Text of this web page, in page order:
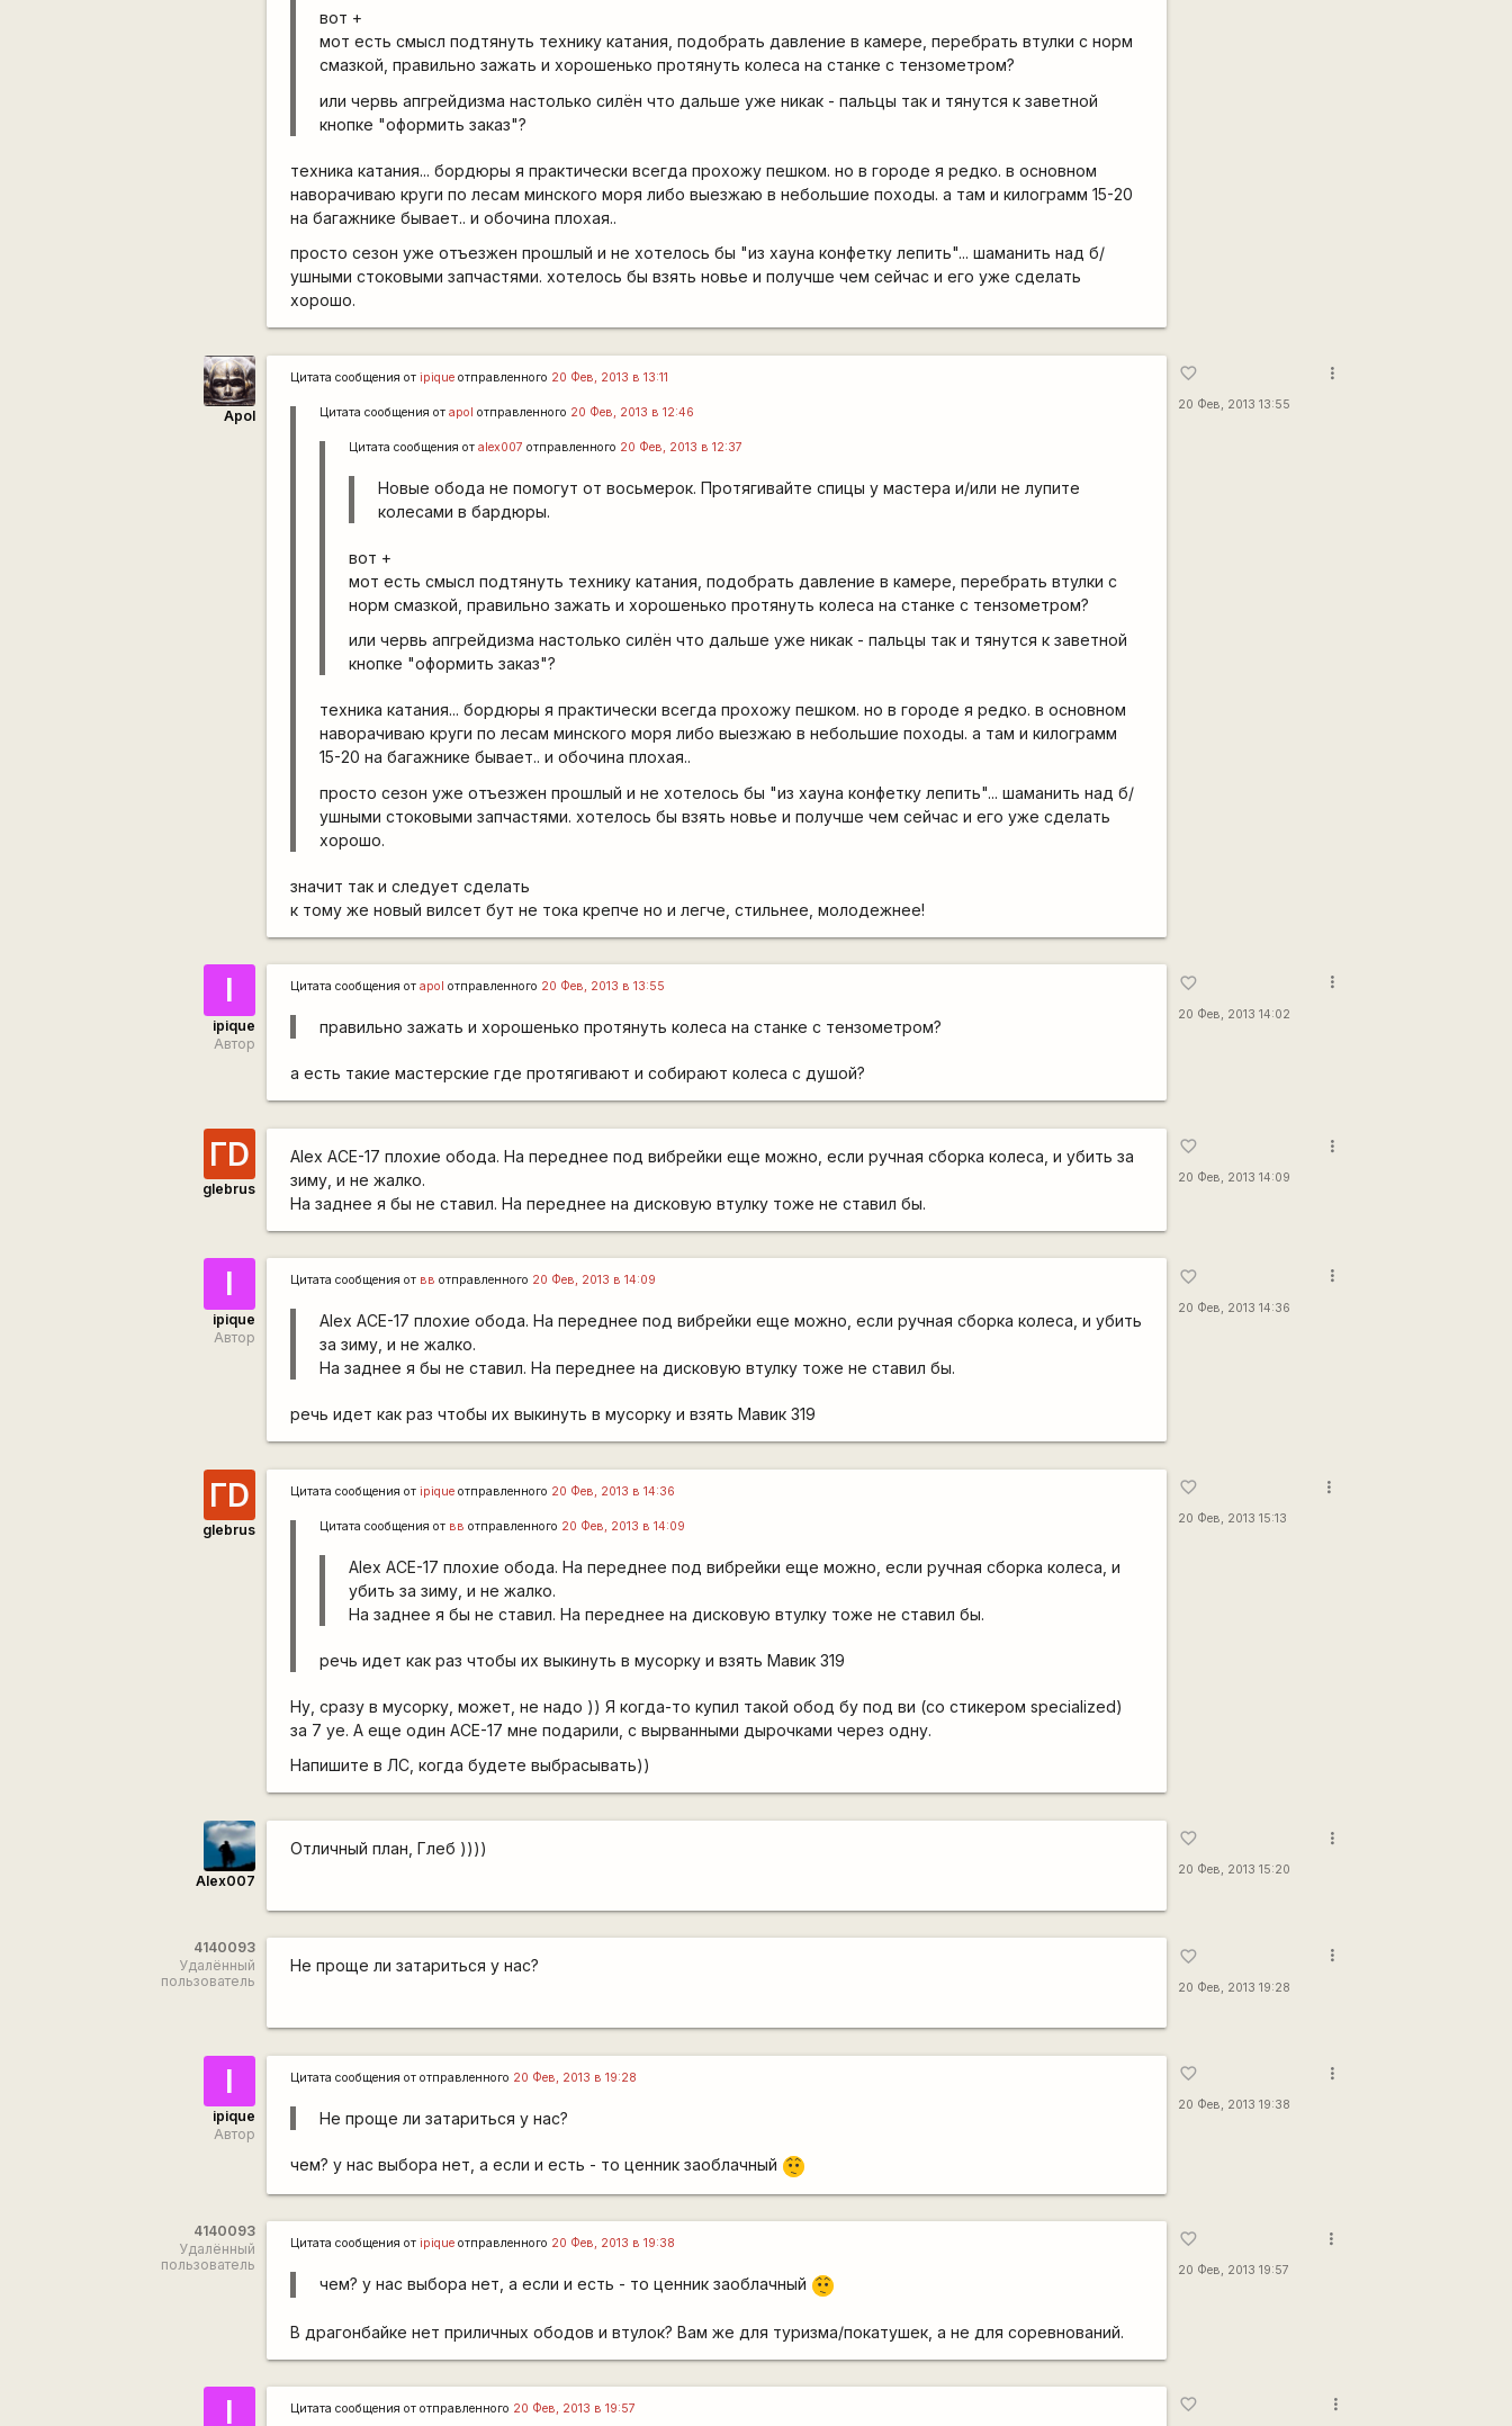
вот +
мот есть смысл подтянуть технику катания, подобрать давление в камере, перебрать втулки с норм
смазкой, правильно зажать и хорошенько протянуть колеса на станке с тензометром?
или червь апгрейдизма настолько силён что дальше уже никак - пальцы так и тянутся к заветной
кнопке "оформить заказ"?
техника катания... бордюры я практически всегда прохожу пешком. но в городе я редко. в основном
наворачиваю круги по лесам минского моря либо выезжаю в небольшие походы. а там и килограмм 15-20
на багажнике бывает.. и обочина плохая..
просто сезон уже отъезжен прошлый и не хотелось бы "из хауна конфетку лепить"... шаманить над б/
ушными стоковыми запчастями. хотелось бы взять новье и получше чем сейчас и его уже сделать
хорошо.
Apol
Цитата сообщения отipique отправленного 20 Фев, 2013 в 13:11
Цитата сообщения отapol отправленного 20 Фев, 2013 в 12:46
Цитата сообщения отalex007 отправленного 20 Фев, 2013 в 12:37
Новые обода не помогут от восьмерок. Протягивайте спицы у мастера и/или не лупите
колесами в бардюры.
вот +
мот есть смысл подтянуть технику катания, подобрать давление в камере, перебрать втулки с
норм смазкой, правильно зажать и хорошенько протянуть колеса на станке с тензометром?
или червь апгрейдизма настолько силён что дальше уже никак - пальцы так и тянутся к заветной
кнопке "оформить заказ"?
техника катания... бордюры я практически всегда прохожу пешком. но в городе я редко. в основном
наворачиваю круги по лесам минского моря либо выезжаю в небольшие походы. а там и килограмм
15-20 на багажнике бывает.. и обочина плохая..
просто сезон уже отъезжен прошлый и не хотелось бы "из хауна конфетку лепить"... шаманить над б/
ушными стоковыми запчастями. хотелось бы взять новье и получше чем сейчас и его уже сделать
хорошо.
значит так и следует сделать
к тому же новый вилсет бут не тока крепче но и легче, стильнее, молодежнее!
favorite_border
20 Фев, 2013 13:55
more_vert
I
ipique
Автор
Цитата сообщения отapol отправленного 20 Фев, 2013 в 13:55
правильно зажать и хорошенько протянуть колеса на станке с тензометром?
а есть такие мастерские где протягивают и собирают колеса с душой?
favorite_border
20 Фев, 2013 14:02
more_vert
ГD
glebrus
Alex ACE-17 плохие обода. На переднее под вибрейки еще можно, если ручная сборка колеса, и убить за
зиму, и не жалко.
На заднее я бы не ставил. На переднее на дисковую втулку тоже не ставил бы.
favorite_border
20 Фев, 2013 14:09
more_vert
I
ipique
Автор
Цитата сообщения от вв отправленного 20 Фев, 2013 в 14:09
Alex ACE-17 плохие обода. На переднее под вибрейки еще можно, если ручная сборка колеса, и убить
за зиму, и не жалко.
На заднее я бы не ставил. На переднее на дисковую втулку тоже не ставил бы.
речь идет как раз чтобы их выкинуть в мусорку и взять Мавик 319
favorite_border
20 Фев, 2013 14:36
more_vert
ГD
glebrus
Цитата сообщения отipique отправленного 20 Фев, 2013 в 14:36
Цитата сообщения от вв отправленного 20 Фев, 2013 в 14:09
Alex ACE-17 плохие обода. На переднее под вибрейки еще можно, если ручная сборка колеса, и
убить за зиму, и не жалко.
На заднее я бы не ставил. На переднее на дисковую втулку тоже не ставил бы.
речь идет как раз чтобы их выкинуть в мусорку и взять Мавик 319
Ну, сразу в мусорку, может, не надо )) Я когда-то купил такой обод бу под ви (со стикером specialized)
за 7 уе. А еще один ACE-17 мне подарили, с вырванными дырочками через одну.
Напишите в ЛС, когда будете выбрасывать))
favorite_border
20 Фев, 2013 15:13
more_vert
Alex007
Отличный план, Глеб ))))
favorite_border
20 Фев, 2013 15:20
more_vert
4140093
Удалённый
пользователь
Не проще ли затариться у нас?
favorite_border
20 Фев, 2013 19:28
more_vert
I
ipique
Автор
Цитата сообщения ототправленного 20 Фев, 2013 в 19:28
Не проще ли затариться у нас?
чем? у нас выбора нет, а если и есть - то ценник заоблачный :-/
favorite_border
20 Фев, 2013 19:38
more_vert
4140093
Удалённый
пользователь
Цитата сообщения отipique отправленного 20 Фев, 2013 в 19:38
чем? у нас выбора нет, а если и есть - то ценник заоблачный :-/
В драгонбайке нет приличных ободов и втулок? Вам же для туризма/покатушек, а не для соревнований.
favorite_border
20 Фев, 2013 19:57
more_vert
I Цитата сообщения ототправленного 20 Фев, 2013 в 19:57 favorite_border more_vert